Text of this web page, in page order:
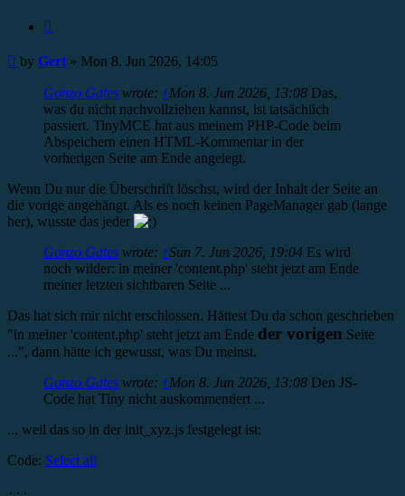
Post
by Gert » Mon 8. Jun 2026, 14:05
Gonzo Gates wrote: ↑Mon 8. Jun 2026, 13:08 Das,
was du nicht nachvollziehen kannst, ist tatsächlich
passiert. TinyMCE hat aus meinem PHP-Code beim
Abspeichern einen HTML-Kommentar in der
vorherigen Seite am Ende angelegt.
Wenn Du nur die Überschrift löschst, wird der Inhalt der Seite an
die vorige angehängt. Als es noch keinen PageManager gab (lange
her), wusste das jeder
Gonzo Gates wrote: ↑Sun 7. Jun 2026, 19:04 Es wird
noch wilder: in meiner 'content.php' steht jetzt am Ende
meiner letzten sichtbaren Seite ...
Das hat sich mir nicht erschlossen. Hättest Du da schon geschrieben
"in meiner 'content.php' steht jetzt am Ende der vorigen Seite
...", dann hätte ich gewusst, was Du meinst.
Gonzo Gates wrote: ↑Mon 8. Jun 2026, 13:08 Den JS-
Code hat Tiny nicht auskommentiert ...
... weil das so in der init_xyz.js festgelegt ist:
Code: Select all
...